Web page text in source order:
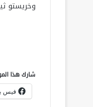
وخريستو
شارك هذا
فيس